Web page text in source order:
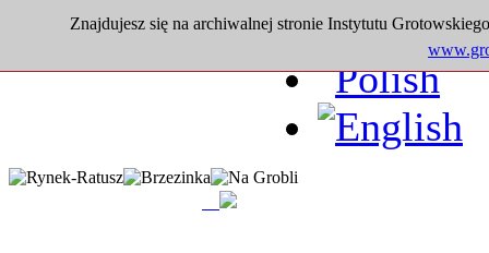
Znajdujesz się na archiwalnej stronie Instytutu